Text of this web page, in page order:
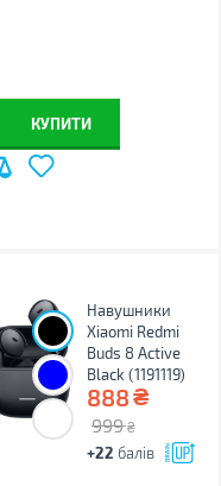
КУПИТИ
Навушники
Xiaomi Redmi
Buds 8 Active
Black (1191119)
888₴
999 ₴
+22 балів